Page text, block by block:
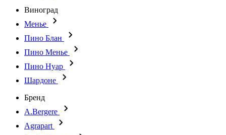
Виноград
Менье
Пино Блан
Пино Менье
Пино Нуар
Шардоне
Бренд
A.Bergere
Agrapart